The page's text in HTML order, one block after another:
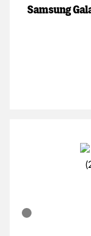
Samsung